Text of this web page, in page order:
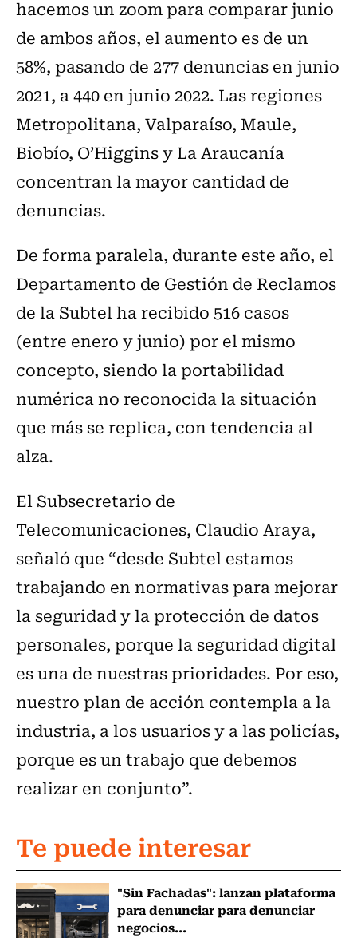
hacemos un zoom para comparar junio
de ambos años, el aumento es de un
58%, pasando de 277 denuncias en junio
2021, a 440 en junio 2022. Las regiones
Metropolitana, Valparaíso, Maule,
Biobío, O’Higgins y La Araucanía
concentran la mayor cantidad de
denuncias.
De forma paralela, durante este año, el
Departamento de Gestión de Reclamos
de la Subtel ha recibido 516 casos
(entre enero y junio) por el mismo
concepto, siendo la portabilidad
numérica no reconocida la situación
que más se replica, con tendencia al
alza.
El Subsecretario de
Telecomunicaciones, Claudio Araya,
señaló que “desde Subtel estamos
trabajando en normativas para mejorar
la seguridad y la protección de datos
personales, porque la seguridad digital
es una de nuestras prioridades. Por eso,
nuestro plan de acción contempla a la
industria, a los usuarios y a las policías,
porque es un trabajo que debemos
realizar en conjunto”.
Te puede interesar
"Sin Fachadas": lanzan plataforma
para denunciar para denunciar
negocios...